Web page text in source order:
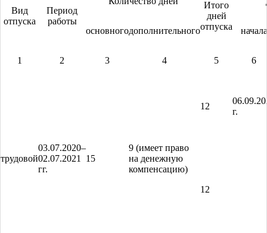
Вид
отпуска
Период
работы
Итого
дней
отпуска
основногодополнительного начала
1 2 3 4 5 6
трудовой
03.07.2020–
02.07.2021
гг.
15
9 (имеет право
на денежную
компенсацию)
12
г.
12